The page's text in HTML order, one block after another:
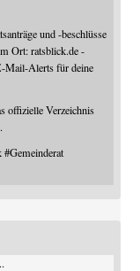
und -beschlüsse
Ort: ratsblick.de -
Mail-Alerts für deine
offizielle Verzeichnis
#Gemeinderat